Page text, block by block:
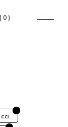
(0)